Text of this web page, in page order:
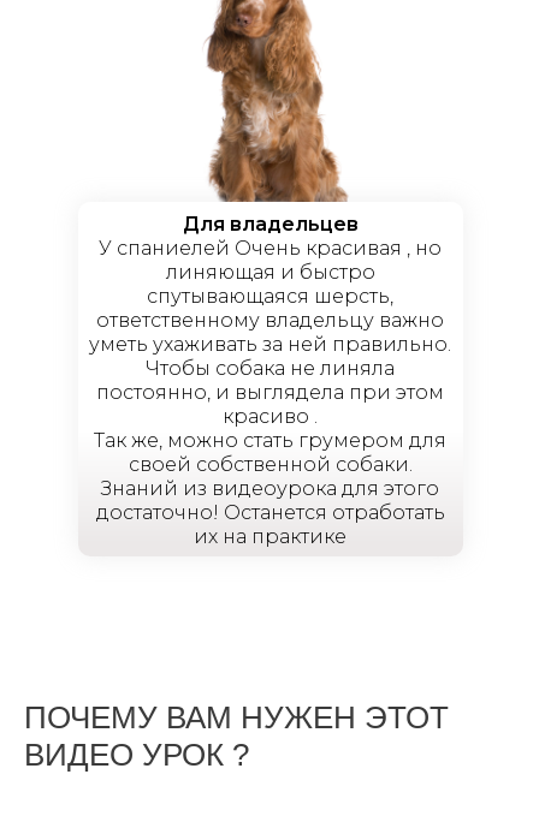
Для владельцев
У спаниелей Очень красивая , но
линяющая и быстро
спутывающаяся шерсть,
ответственному владельцу важно
уметь ухаживать за ней правильно.
Чтобы собака не линяла
постоянно, и выглядела при этом
красиво .
Так же, можно стать грумером для
своей собственной собаки.
Знаний из видеоурока для этого
достаточно! Останется отработать
их на практике
ПОЧЕМУ ВАМ НУЖЕН ЭТОТ
ВИДЕО УРОК ?